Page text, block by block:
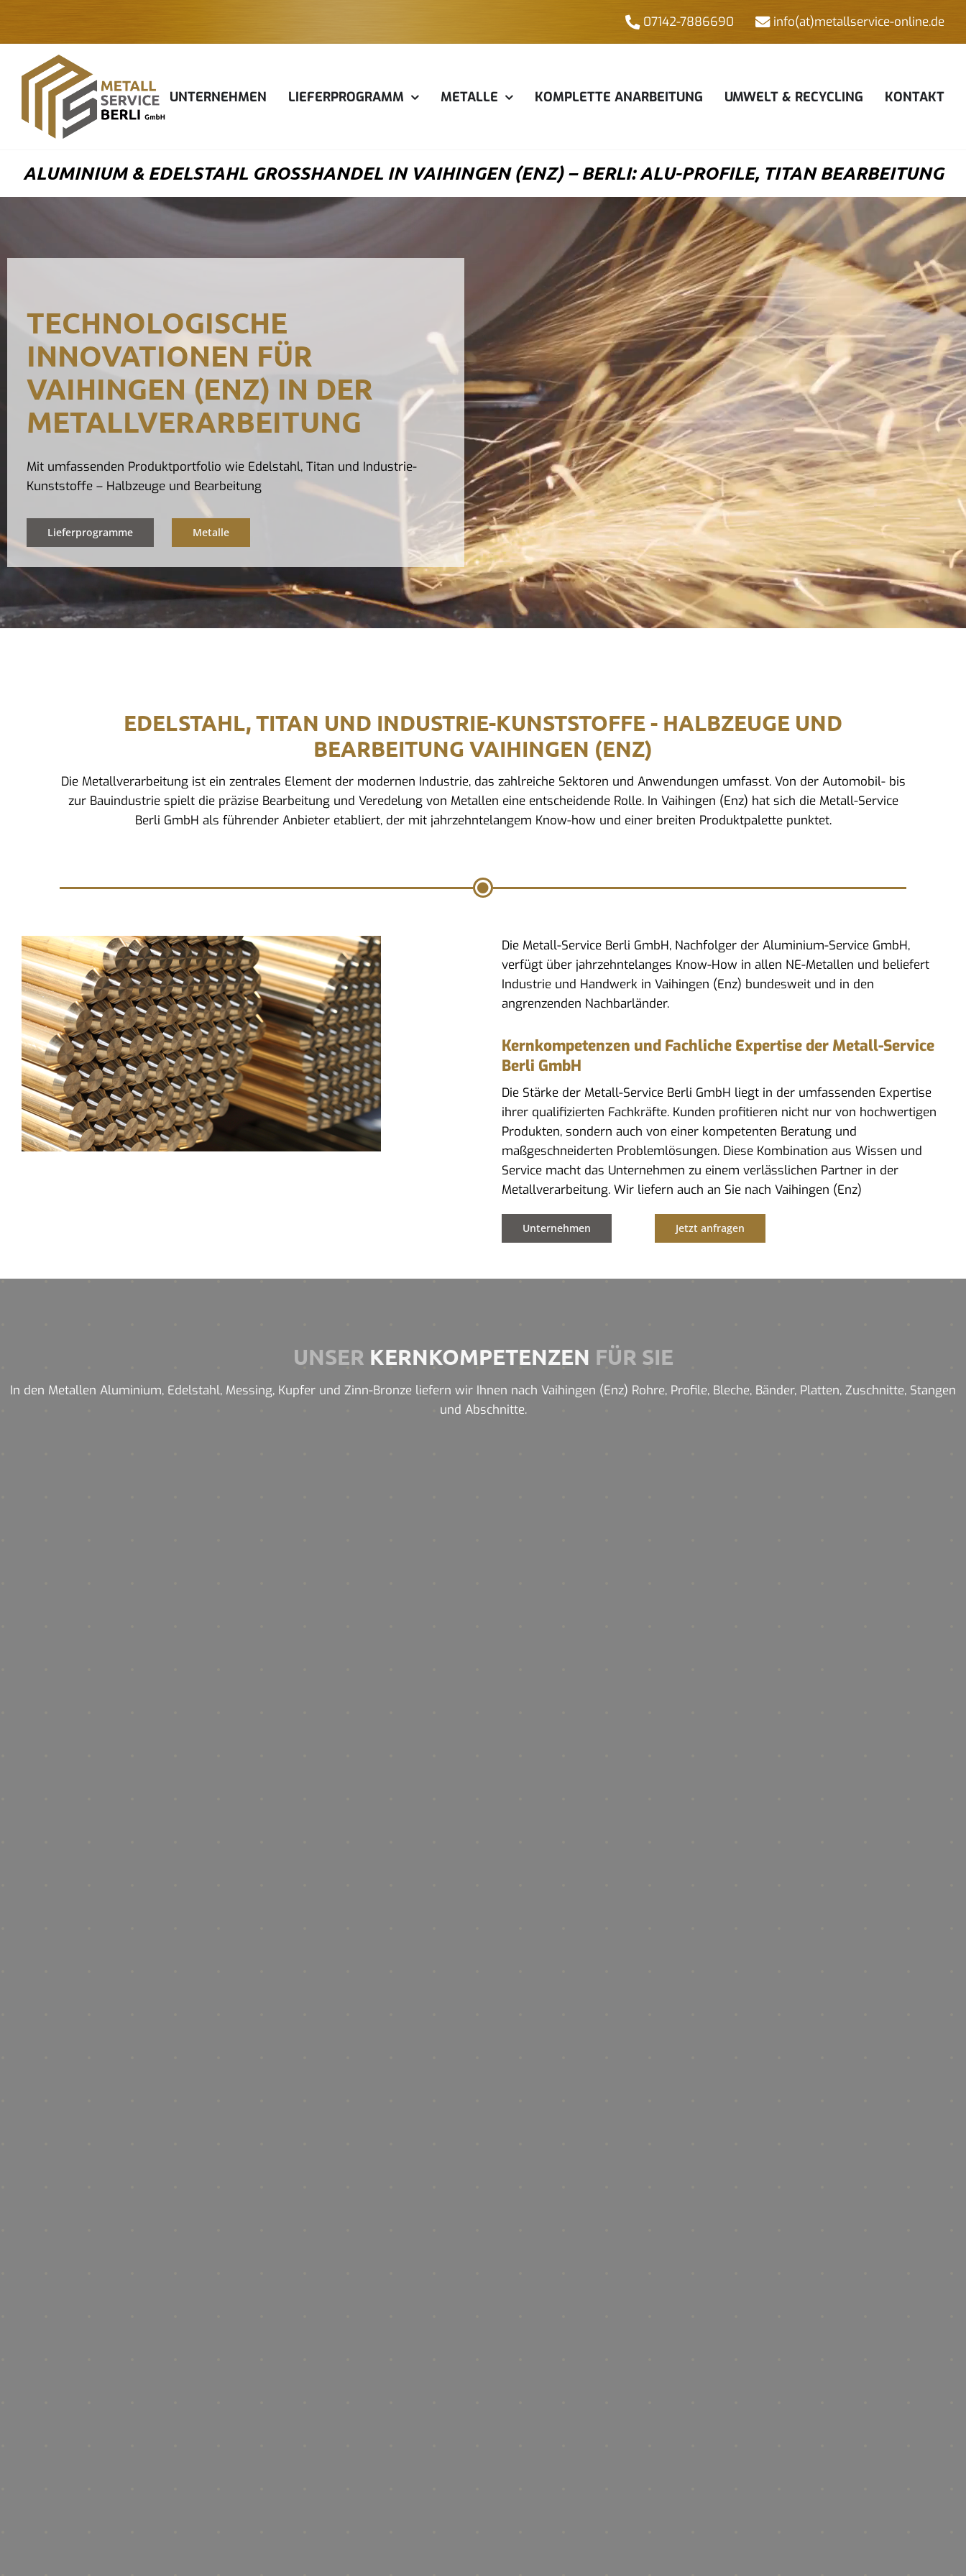
springen
07142-7886690 info(at)metallservice-online.de
UNTERNEHMEN LIEFERPROGRAMM METALLE KOMPLETTE ANARBEITUNG UMWELT & RECYCLING KONTAKT
ALUMINIUM & EDELSTAHL GROSSHANDEL IN VAIHINGEN (ENZ) – BERLI: ALU-PROFILE, TITAN BEARBEITUNG
TECHNOLOGISCHE
INNOVATIONEN FÜR
VAIHINGEN (ENZ) IN DER
METALLVERARBEITUNG
Mit umfassenden Produktportfolio wie Edelstahl, Titan und Industrie-
Kunststoffe – Halbzeuge und Bearbeitung
Lieferprogramme Metalle
EDELSTAHL, TITAN UND INDUSTRIE-KUNSTSTOFFE - HALBZEUGE UND
BEARBEITUNG VAIHINGEN (ENZ)
Die Metallverarbeitung ist ein zentrales Element der modernen Industrie, das zahlreiche Sektoren und Anwendungen umfasst. Von der Automobil- bis
zur Bauindustrie spielt die präzise Bearbeitung und Veredelung von Metallen eine entscheidende Rolle. In Vaihingen (Enz) hat sich die Metall-Service
Berli GmbH als führender Anbieter etabliert, der mit jahrzehntelangem Know-how und einer breiten Produktpalette punktet.
Die Metall-Service Berli GmbH, Nachfolger der Aluminium-Service GmbH,
verfügt über jahrzehntelanges Know-How in allen NE-Metallen und beliefert
Industrie und Handwerk in Vaihingen (Enz) bundesweit und in den
angrenzenden Nachbarländer.
Kernkompetenzen und Fachliche Expertise der Metall-Service
Berli GmbH
Die Stärke der Metall-Service Berli GmbH liegt in der umfassenden Expertise
ihrer qualifizierten Fachkräfte. Kunden profitieren nicht nur von hochwertigen
Produkten, sondern auch von einer kompetenten Beratung und
maßgeschneiderten Problemlösungen. Diese Kombination aus Wissen und
Service macht das Unternehmen zu einem verlässlichen Partner in der
Metallverarbeitung. Wir liefern auch an Sie nach Vaihingen (Enz)
Unternehmen Jetzt anfragen
UNSER KERNKOMPETENZEN FÜR SIE
In den Metallen Aluminium, Edelstahl, Messing, Kupfer und Zinn-Bronze liefern wir Ihnen nach Vaihingen (Enz) Rohre, Profile, Bleche, Bänder, Platten, Zuschnitte, Stangen
und Abschnitte.